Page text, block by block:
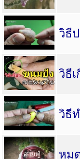
วิธี
วิธี
วิธี
หม